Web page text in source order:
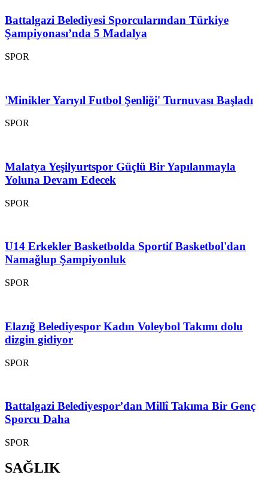
Battalgazi Belediyesi Sporcularından Türkiye
Şampiyonası’nda 5 Madalya
SPOR
'Minikler Yarıyıl Futbol Şenliği' Turnuvası Başladı
SPOR
Malatya Yeşilyurtspor Güçlü Bir Yapılanmayla
Yoluna Devam Edecek
SPOR
U14 Erkekler Basketbolda Sportif Basketbol'dan
Namağlup Şampiyonluk
SPOR
Elazığ Belediyespor Kadın Voleybol Takımı dolu
dizgin gidiyor
SPOR
Battalgazi Belediyespor’dan Millî Takıma Bir Genç
Sporcu Daha
SPOR
SAĞLIK